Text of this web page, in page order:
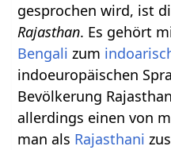
gesprochen wird, ist
Rajasthan. Es gehört
Bengali zum
indoeuropäischen
Bevölkerung
allerdings einen von
man als Rajasthani